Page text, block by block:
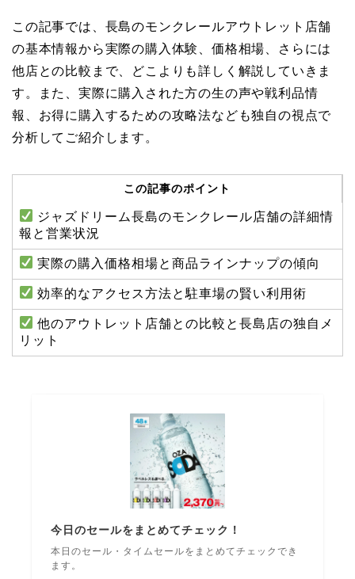
この記事では、長島のモンクレールアウトレット店舗
の基本情報から実際の購入体験、価格相場、さらには
他店との比較まで、どこよりも詳しく解説していきま
す。また、実際に購入された方の生の声や戦利品情
報、お得に購入するための攻略法なども独自の視点で
分析してご紹介します。
この記事のポイント
ジャズドリーム長島のモンクレール店舗の詳細情
報と営業状況
実際の購入価格相場と商品ラインナップの傾向
効率的なアクセス方法と駐車場の賢い利用術
他のアウトレット店舗との比較と長島店の独自メ
リット
今日のセールをまとめてチェック！
本日のセール・タイムセールをまとめてチェックでき
ます。